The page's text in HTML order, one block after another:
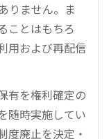
りません。ま
ことはもちろ
用および再配信
有を権利確定の
随時実施してい
度廃止を決定・